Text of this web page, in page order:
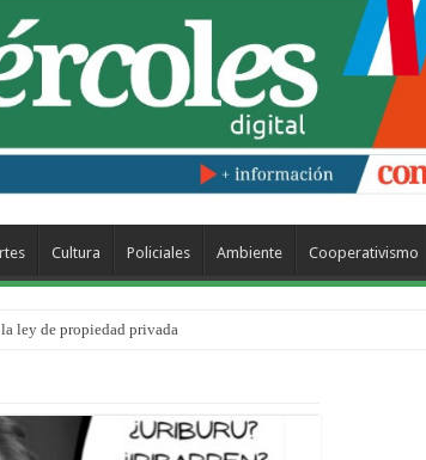
Cultura Policiales Ambiente Cooperativismo
ley de propiedad privada